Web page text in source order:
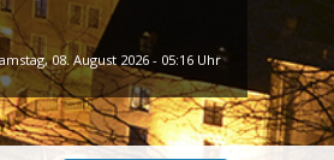
08. August 2026 - 05:16 Uhr